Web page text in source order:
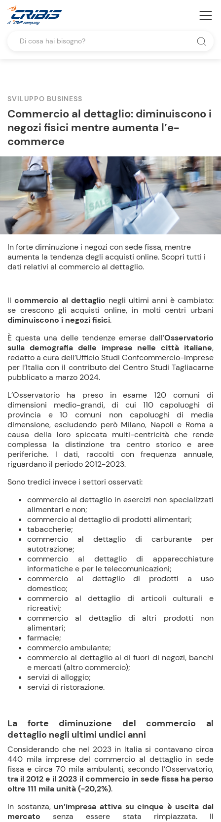
SVILUPPO BUSINESS
Commercio al dettaglio: diminuiscono i
negozi fisici mentre aumenta l’e-
commerce
In forte diminuzione i negozi con sede fissa, mentre
aumenta la tendenza degli acquisti online. Scopri tutti i
dati relativi al commercio al dettaglio.
Il commercio al dettaglio negli ultimi anni è cambiato:
se crescono gli acquisti online, in molti centri urbani
diminuiscono i negozi fisici.
È questa una delle tendenze emerse dall’Osservatorio
sulla demografia delle imprese nelle città italiane,
redatto a cura dell’Ufficio Studi Confcommercio-Imprese
per l’Italia con il contributo del Centro Studi Tagliacarne
pubblicato a marzo 2024.
L’Osservatorio ha preso in esame 120 comuni di
dimensioni medio-grandi, di cui 110 capoluoghi di
provincia e 10 comuni non capoluoghi di media
dimensione, escludendo però Milano, Napoli e Roma a
causa della loro spiccata multi-centricità che rende
complessa la distinzione tra centro storico e aree
periferiche. I dati, raccolti con frequenza annuale,
riguardano il periodo 2012-2023.
Sono tredici invece i settori osservati:
commercio al dettaglio in esercizi non specializzati
alimentari e non;
commercio al dettaglio di prodotti alimentari;
tabaccherie;
commercio al dettaglio di carburante per
autotrazione;
commercio al dettaglio di apparecchiature
informatiche e per le telecomunicazioni;
commercio al dettaglio di prodotti a uso
domestico;
commercio al dettaglio di articoli culturali e
ricreativi;
commercio al dettaglio di altri prodotti non
alimentari;
farmacie;
commercio ambulante;
commercio al dettaglio al di fuori di negozi, banchi
e mercati (altro commercio);
servizi di alloggio;
servizi di ristorazione.
La forte diminuzione del commercio al
dettaglio negli ultimi undici anni
Considerando che nel 2023 in Italia si contavano circa
440 mila imprese del commercio al dettaglio in sede
fissa e circa 70 mila ambulanti, secondo l’Osservatorio,
tra il 2012 e il 2023 il commercio in sede fissa ha perso
oltre 111 mila unità (-20,2%).
In sostanza, un’impresa attiva su cinque è uscita dal
mercato senza essere stata rimpiazzata. Il